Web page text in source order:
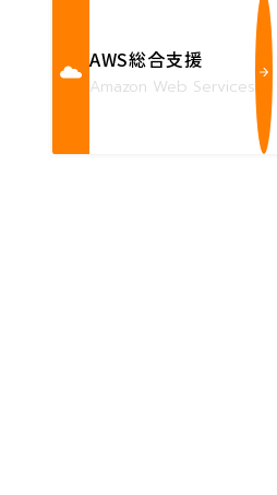
AWS総合支援
Amazon Web Services